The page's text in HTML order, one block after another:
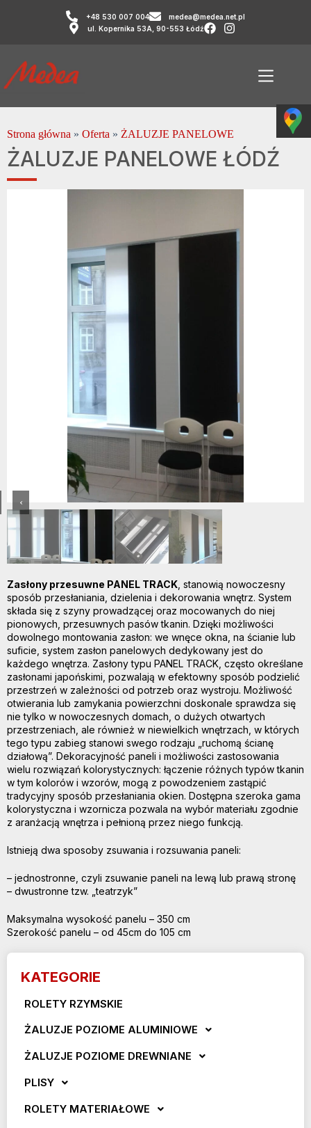
+48 530 007 004
medea@medea.net.pl
ul. Kopernika 53A, 90-553 Łódź
KATEGORIE
ROLETY RZYMSKIE
ŻALUZJE POZIOME ALUMINIOWE
ŻALUZJE POZIOME DREWNIANE
PLISY
ROLETY MATERIAŁOWE
Strona główna » Oferta » ŻALUZJE PANELOWE
ŻALUZJE PANELOWE ŁÓDŹ
‹
Zasłony przesuwne PANEL TRACK , stanowią nowoczesny
sposób przesłaniania, dzielenia i dekorowania wnętrz. System
składa się z szyny prowadzącej oraz mocowanych do niej
pionowych, przesuwnych pasów tkanin. Dzięki możliwości
dowolnego montowania zasłon: we wnęce okna, na ścianie lub
suficie, system zasłon panelowych dedykowany jest do
każdego wnętrza. Zasłony typu PANEL TRACK, często określane
zasłonami japońskimi, pozwalają w efektowny sposób podzielić
przestrzeń w zależności od potrzeb oraz wystroju. Możliwość
otwierania lub zamykania powierzchni doskonale sprawdza się
nie tylko w nowoczesnych domach, o dużych otwartych
przestrzeniach, ale również w niewielkich wnętrzach, w których
tego typu zabieg stanowi swego rodzaju „ruchomą ścianę
działową”. Dekoracyjność paneli i możliwości zastosowania
wielu rozwiązań kolorystycznych: łączenie różnych typów tkanin
w tym kolorów i wzorów, mogą z powodzeniem zastąpić
tradycyjny sposób przesłaniania okien. Dostępna szeroka gama
kolorystyczna i wzornicza pozwala na wybór materiału zgodnie
z aranżacją wnętrza i pełnioną przez niego funkcją.
Istnieją dwa sposoby zsuwania i rozsuwania paneli:
– jednostronne, czyli zsuwanie paneli na lewą lub prawą stronę
– dwustronne tzw. „teatrzyk”
Maksymalna wysokość panelu – 350 cm
Szerokość panelu – od 45cm do 105 cm